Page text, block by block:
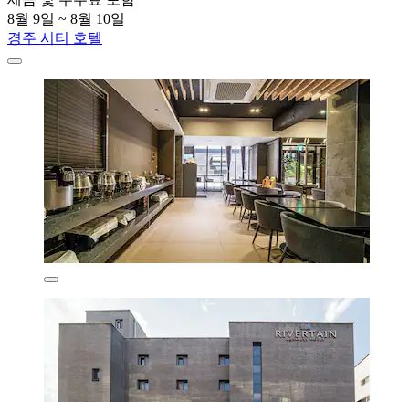
8월 9일 ~ 8월 10일
경주 시티 호텔